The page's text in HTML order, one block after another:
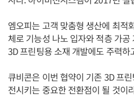
엠오피는 고객 맞춤형 생산에 최적
체로 기능성 나노 입자와 적층 가
3D 프린팅용 소재 개발에도 주력하
큐비콘은 이번 협약이 기존 3D 프
전시키는 중요한 전환점이 될 것이